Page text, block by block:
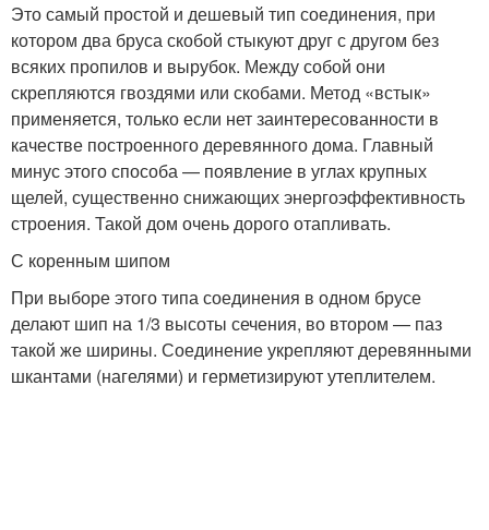
Это самый простой и дешевый тип соединения, при
котором два бруса скобой стыкуют друг с другом без
всяких пропилов и вырубок. Между собой они
скрепляются гвоздями или скобами. Метод «встык»
применяется, только если нет заинтересованности в
качестве построенного деревянного дома. Главный
минус этого способа — появление в углах крупных
щелей, существенно снижающих энергоэффективность
строения. Такой дом очень дорого отапливать.
С коренным шипом
При выборе этого типа соединения в одном брусе
делают шип на 1/3 высоты сечения, во втором — паз
такой же ширины. Соединение укрепляют деревянными
шкантами (нагелями) и герметизируют утеплителем.